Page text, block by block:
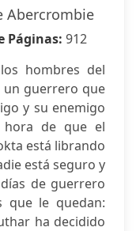
Abercrombie
Páginas: 912
hombres del
un guerrero que
y su enemigo
hora de que el
está librando
está seguro y
de guerrero
que le quedan:
ha decidido